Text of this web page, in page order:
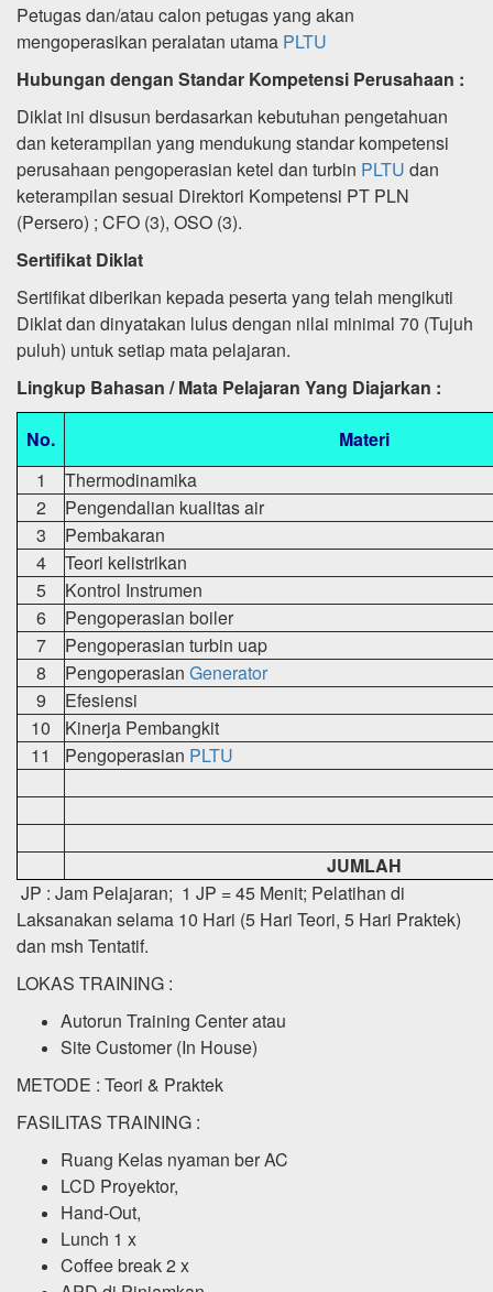
Petugas dan/atau calon petugas yang akan
mengoperasikan peralatan utama PLTU
Hubungan dengan Standar Kompetensi Perusahaan :
Diklat ini disusun berdasarkan kebutuhan pengetahuan
dan keterampilan yang mendukung standar kompetensi
perusahaan pengoperasian ketel dan turbin PLTU dan
keterampilan sesuai Direktori Kompetensi PT PLN
(Persero) ; CFO (3), OSO (3).
Sertifikat Diklat
Sertifikat diberikan kepada peserta yang telah mengikuti
Diklat dan dinyatakan lulus dengan nilai minimal 70 (Tujuh
puluh) untuk setiap mata pelajaran.
Lingkup Bahasan / Mata Pelajaran Yang Diajarkan :
No.
Materi
1
Thermodinamika
2
Pengendalian kualitas air
3
Pembakaran
4
Teori kelistrikan
5
Kontrol Instrumen
6
Pengoperasian boiler
7
Pengoperasian turbin uap
8
Pengoperasian Generator
9
Efesiensi
10
Kinerja Pembangkit
11
Pengoperasian PLTU
JUMLAH
JP : Jam Pelajaran; 1 JP = 45 Menit; Pelatihan di
Laksanakan selama 10 Hari (5 Hari Teori, 5 Hari Praktek)
dan msh Tentatif.
LOKAS TRAINING :
Autorun Training Center atau
Site Customer (In House)
METODE : Teori & Praktek
FASILITAS TRAINING :
Ruang Kelas nyaman ber AC
LCD Proyektor,
Hand-Out,
Lunch 1 x
Coffee break 2 x